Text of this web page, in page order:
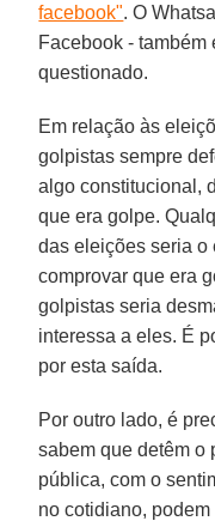
facebook". O
Facebook - também
questionado.
Em relação às
golpistas sempre
algo constitucional,
que era golpe.
das eleições seria o
comprovar que era
golpistas seria
interessa a eles. É
por esta saída.
Por outro lado, é
sabem que detêm o
pública, com o
no cotidiano,